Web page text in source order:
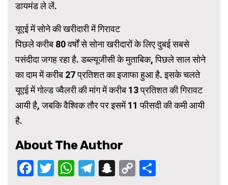
डायमंड ले लें.
यूएई में सोने की खरीदारी में गिरावट
पिछले करीब 80 वर्षों से सोना खरीदारों के लिए दुबई सबसे
पसंदीदा जगह रहा है. डब्ल्यूजीसी के मुताबिक, पिछले साल सोने
का दाम में करीब 27 प्रतिशत का इजाफा हुआ है. इसके चलते
यूएई में गोल्ड ज्वैलरी की मांग में करीब 13 प्रतिशत की गिरावट
आयी है, जबकि वैश्विक तौर पर इसमें 11 फीसदी की कमी आयी
है.
About The Author
Facebook
Twitter
WhatsApp
Telegram
Snapchat
Copy